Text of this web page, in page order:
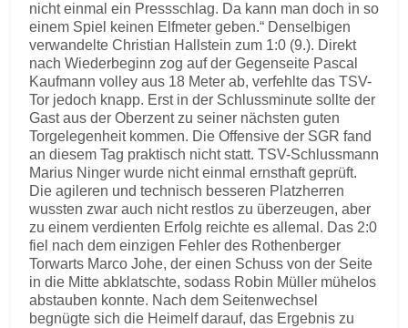
nicht einmal ein Pressschlag. Da kann man doch in so
einem Spiel keinen Elfmeter geben.“ Denselbigen
verwandelte Christian Hallstein zum 1:0 (9.). Direkt
nach Wiederbeginn zog auf der Gegenseite Pascal
Kaufmann volley aus 18 Meter ab, verfehlte das TSV-
Tor jedoch knapp. Erst in der Schlussminute sollte der
Gast aus der Oberzent zu seiner nächsten guten
Torgelegenheit kommen. Die Offensive der SGR fand
an diesem Tag praktisch nicht statt. TSV-Schlussmann
Marius Ninger wurde nicht einmal ernsthaft geprüft.
Die agileren und technisch besseren Platzherren
wussten zwar auch nicht restlos zu überzeugen, aber
zu einem verdienten Erfolg reichte es allemal. Das 2:0
fiel nach dem einzigen Fehler des Rothenberger
Torwarts Marco Johe, der einen Schuss von der Seite
in die Mitte abklatschte, sodass Robin Müller mühelos
abstauben konnte. Nach dem Seitenwechsel
begnügte sich die Heimelf darauf, das Ergebnis zu